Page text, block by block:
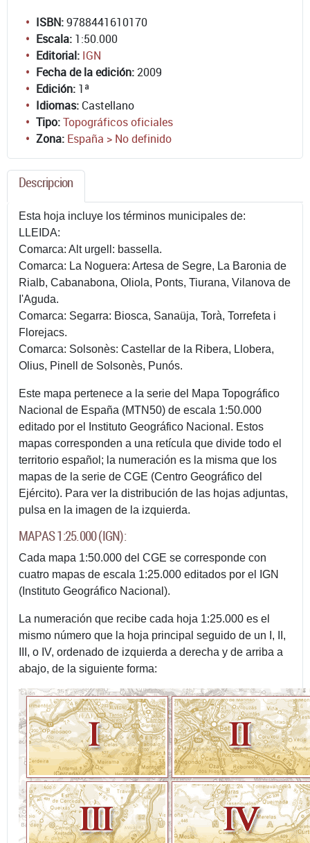
ISBN:9788441610170
Escala: 1:50.000
Editorial: IGN
Fecha de la edición:2009
Edición: 1ª
Idiomas: Castellano
Tipo:Topográficos oficiales
Zona: España > No definido
Descripcion
Esta hoja incluye los términos municipales de:
LLEIDA:
Comarca: Alt urgell: bassella.
Comarca: La Noguera: Artesa de Segre, La Baronia de
Rialb, Cabanabona, Oliola, Ponts, Tiurana, Vilanova de
I'Aguda.
Comarca: Segarra: Biosca, Sanaüja, Torà, Torrefeta i
Florejacs.
Comarca: Solsonès: Castellar de la Ribera, Llobera,
Olius, Pinell de Solsonès, Punós.
Este mapa pertenece a la serie del Mapa Topográfico
Nacional de España (MTN50) de escala 1:50.000
editado por el Instituto Geográfico Nacional. Estos
mapas corresponden a una retícula que divide todo el
territorio español; la numeración es la misma que los
mapas de la serie de CGE (Centro Geográfico del
Ejército). Para ver la distribución de las hojas adjuntas,
pulsa en la imagen de la izquierda.
MAPAS 1:25.000 (IGN):
Cada mapa 1:50.000 del CGE se corresponde con
cuatro mapas de escala 1:25.000 editados por el IGN
(Instituto Geográfico Nacional).
La numeración que recibe cada hoja 1:25.000 es el
mismo número que la hoja principal seguido de un I, II,
III, o IV, ordenado de izquierda a derecha y de arriba a
abajo, de la siguiente forma: